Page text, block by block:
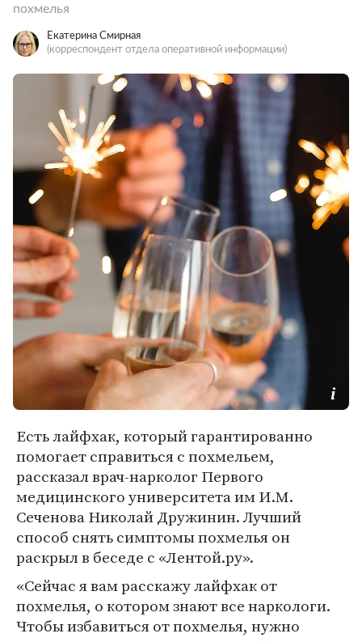
похмелья
Екатерина Смирная
(корреспондент отдела оперативной информации)
Есть лайфхак, который гарантированно
помогает справиться с похмельем,
рассказал врач-нарколог Первого
медицинского университета им И.М.
Сеченова Николай Дружинин. Лучший
способ снять симптомы похмелья он
раскрыл в беседе с «Лентой.ру».
«Сейчас я вам расскажу лайфхак от
похмелья, о котором знают все наркологи.
Чтобы избавиться от похмелья, нужно